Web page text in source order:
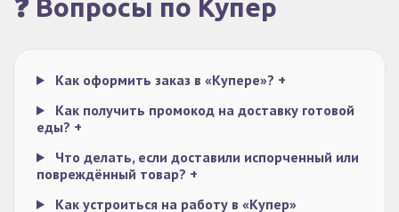
❓ Вопросы по Купер
Как оформить заказ в «Купере»? +
Как получить промокод на доставку готовой
еды? +
Что делать, если доставили испорченный или
повреждённый товар? +
Как устроиться на работу в «Купер»